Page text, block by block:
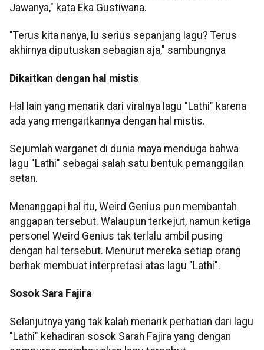
Jawanya," kata Eka Gustiwana.
"Terus kita nanya, lu serius sepanjang lagu? Terus
akhirnya diputuskan sebagian aja," sambungnya
Dikaitkan dengan hal mistis
Hal lain yang menarik dari viralnya lagu "Lathi" karena
ada yang mengaitkannya dengan hal mistis.
Sejumlah warganet di dunia maya menduga bahwa
lagu "Lathi" sebagai salah satu bentuk pemanggilan
setan.
Menanggapi hal itu, Weird Genius pun membantah
anggapan tersebut. Walaupun terkejut, namun ketiga
personel Weird Genius tak terlalu ambil pusing
dengan hal tersebut. Menurut mereka setiap orang
berhak membuat interpretasi atas lagu "Lathi".
Sosok Sara Fajira
Selanjutnya yang tak kalah menarik perhatian dari lagu
"Lathi" kehadiran sosok Sarah Fajira yang dengan